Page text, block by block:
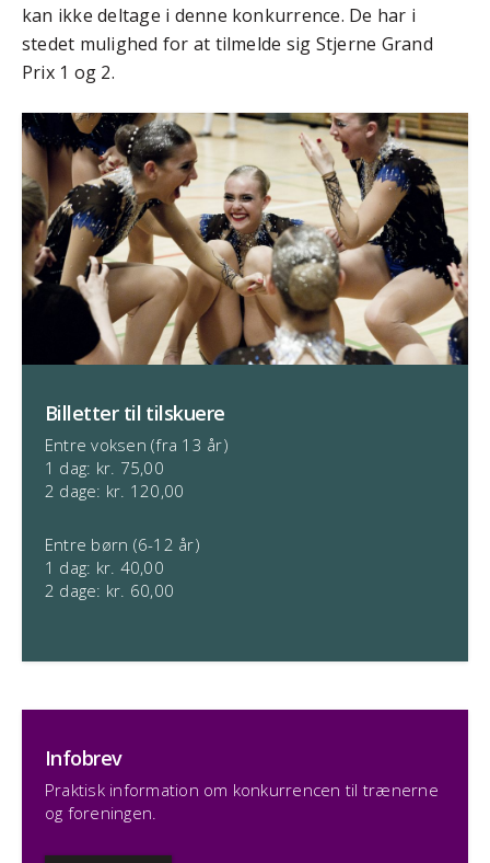
kan ikke deltage i denne konkurrence. De har i
stedet mulighed for at tilmelde sig Stjerne Grand
Prix 1 og 2.
Billetter til tilskuere
Entre voksen (fra 13 år)
1 dag: kr. 75,00
2 dage: kr. 120,00
Entre børn (6-12 år)
1 dag: kr. 40,00
2 dage: kr. 60,00
Infobrev
Praktisk information om konkurrencen til trænerne
og foreningen.